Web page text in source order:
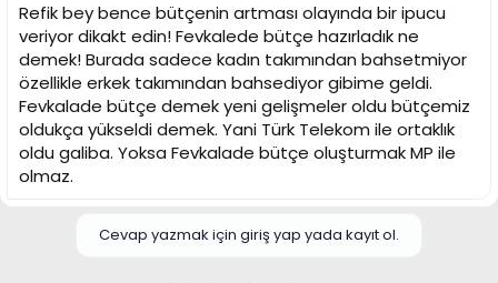
Refik bey bence bütçenin artması olayında bir ipucu
veriyor dikakt edin! Fevkalede bütçe hazırladık ne
demek! Burada sadece kadın takımından bahsetmiyor
özellikle erkek takımından bahsediyor gibime geldi.
Fevkalade bütçe demek yeni gelişmeler oldu bütçemiz
oldukça yükseldi demek. Yani Türk Telekom ile ortaklık
oldu galiba. Yoksa Fevkalade bütçe oluşturmak MP ile
olmaz.
Cevap yazmak için giriş yap yada kayıt ol.